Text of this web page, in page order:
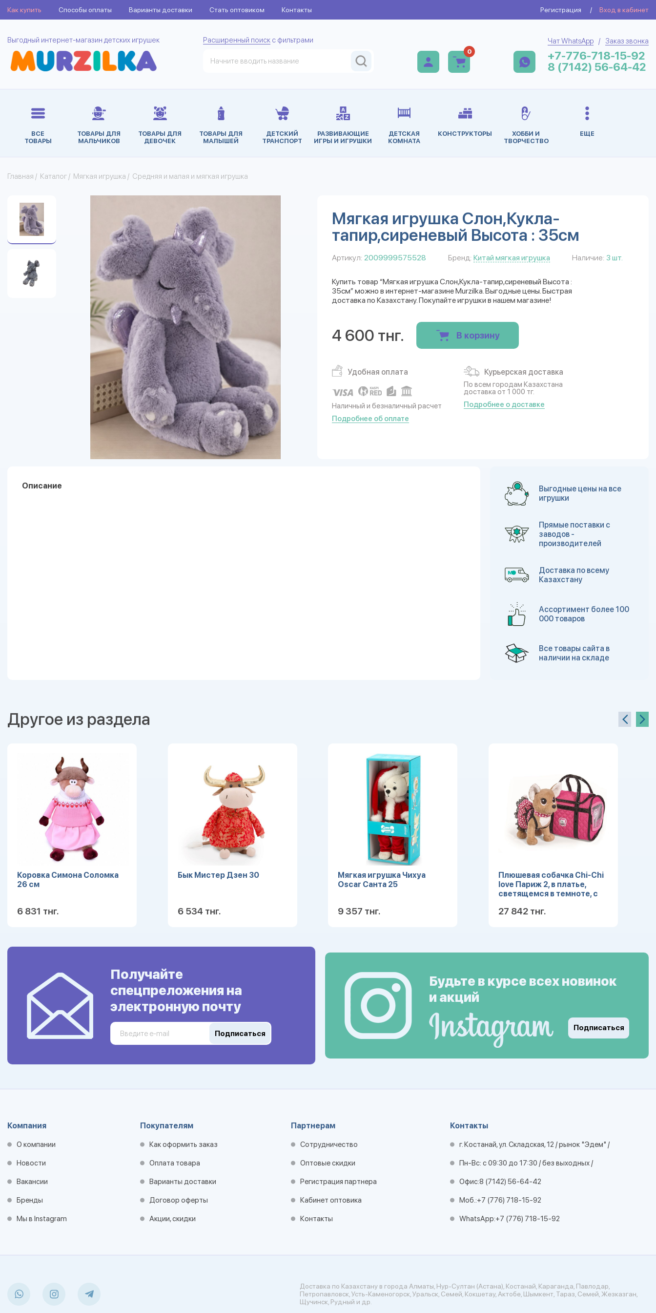
Как купить Способы оплаты Варианты доставки Стать оптовиком Контакты Регистрация / Вход в кабинет
Выгодный интернет-магазин детских игрушек Расширенный поиск с фильтрами
0
Чат WhatsApp / Заказ звонка
+7-776-718-15-92
8 (7142) 56-64-42
ВСЕ
ТОВАРЫ
ТОВАРЫ ДЛЯ
МАЛЬЧИКОВ
ТОВАРЫ ДЛЯ
ДЕВОЧЕК
ТОВАРЫ ДЛЯ
МАЛЫШЕЙ
ДЕТСКИЙ
ТРАНСПОРТ
РАЗВИВАЮЩИЕ
ИГРЫ И ИГРУШКИ
ДЕТСКАЯ
КОМНАТА
КОНСТРУКТОРЫ
ХОББИ И
ТВОРЧЕСТВО
ЕЩЕ
Главная / Каталог / Мягкая игрушка / Средняя и малая и мягкая игрушка
Мягкая игрушка Слон,Кукла-
тапир,сиреневый Высота : 35см
Артикул: 2009999575528 Бренд: Китай мягкая игрушка Наличие: 3 шт.
Купить товар “Мягкая игрушка Слон,Кукла-тапир,сиреневый Высота :
35см” можно в интернет-магазине Murzilka. Выгодные цены. Быстрая
доставка по Казахстану. Покупайте игрушки в нашем магазине!
4 600 тнг. В корзину
Удобная оплата
Наличный и безналичный расчет
Подробнее об оплате
Курьерская доставка
По всем городам Казахстана
доставка от 1 000 тг.
Подробнее о доставке
Описание
Выгодные цены на все
игрушки
Прямые поставки с
заводов -
производителей
Доставка по всему
Казахстану
Ассортимент более 100
000 товаров
Все товары сайта в
наличии на складе
Другое из раздела
Коровка Симона Соломка
26 см
6 831 тнг.
Бык Мистер Дзен 30
6 534 тнг.
Мягкая игрушка Чихуа
Oscar Санта 25
9 357 тнг.
Плюшевая собачка Chi-Chi
love Париж 2, в платье,
светящемся в темноте, с
27 842 тнг.
Получайте
спецпреложения на
электронную почту
Подписаться
Будьте в курсе всех новинок
и акций
Подписаться
Компания
О компании
Новости
Вакансии
Бренды
Мы в Instagram
Покупателям
Как оформить заказ
Оплата товара
Варианты доставки
Договор оферты
Акции, скидки
Партнерам
Сотрудничество
Оптовые скидки
Регистрация партнера
Кабинет оптовика
Контакты
Контакты
г. Костанай, ул. Складская, 12 / рынок "Эдем" /
Пн-Вс: с 09:30 до 17:30 / без выходных /
Офис:8 (7142) 56-64-42
Моб.:+7 (776) 718-15-92
WhatsApp:+7 (776) 718-15-92
Доставка по Казахстану в города Алматы, Нур-Султан (Астана), Костанай, Караганда, Павлодар,
Петропавловск, Усть-Каменогорск, Уральск, Семей, Кокшетау, Актобе, Шымкент, Тараз, Семей, Жезказган,
Щучинск, Рудный и др.